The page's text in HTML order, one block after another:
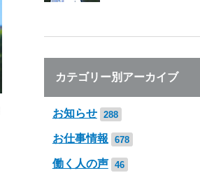
カテゴリー別アーカイブ
お知らせ 288
お仕事情報 678
働く人の声 46